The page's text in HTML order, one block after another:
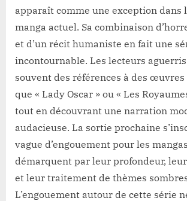
apparaît comme une exception dans
manga actuel. Sa combinaison
et d’un récit humaniste en fait une
incontournable. Les lecteurs
souvent des références à des
que « Lady Oscar » ou « Les
tout en découvrant une narration
audacieuse. La sortie prochaine
vague d’engouement pour les
démarquent par leur profondeur,
et leur traitement de thèmes
L’engouement autour de cette série